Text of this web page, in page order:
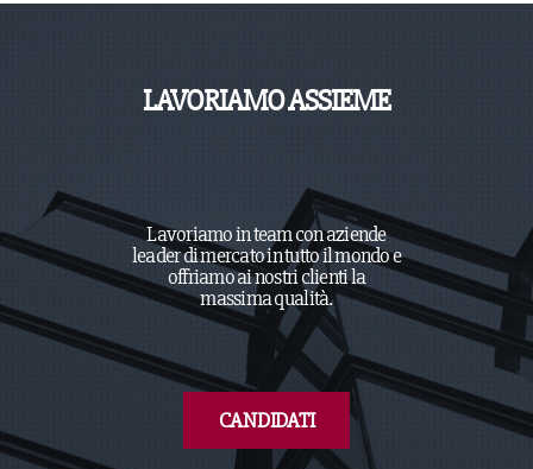
LAVORIAMO ASSIEME
Lavoriamo in team con aziende
leader di mercato in tutto il mondo e
offriamo ai nostri clienti la
massima qualità.
CANDIDATI